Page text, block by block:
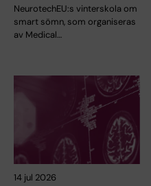
NeurotechEU:s vinterskola om
smart sömn, som organiseras
av Medical…
14 jul 2026